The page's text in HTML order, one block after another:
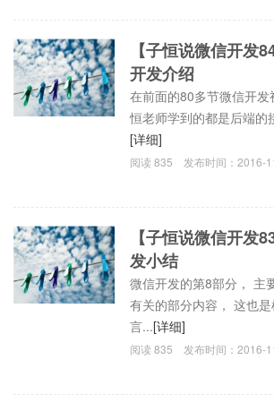
【子恒说微信开发
开发介绍
在前面的80多节微信开
恒老师学到的都是后端的
[详细]
阅读835 发布时间：2016-
【子恒说微信开发
发小结
微信开发的第8部分， 主
有关的部分内容， 这也
言...[详细]
阅读835 发布时间：2016-